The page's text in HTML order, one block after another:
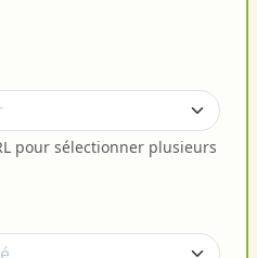
pour sélectionner plusieurs